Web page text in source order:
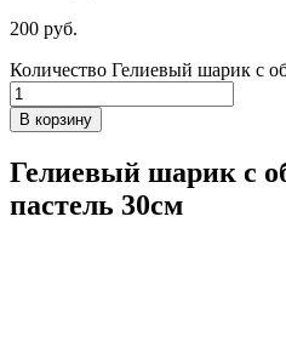
200 руб.
Количество Гелиевый шарик с
В корзину
Гелиевый шарик с
пастель 30см